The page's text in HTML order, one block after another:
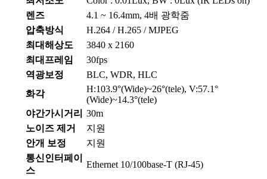
렌즈
4.1 ~ 16.4mm, 4배 광학줌
압축방식
H.264 / H.265 / MJPEG
최대해상도
3840 x 2160
최대프레임
30fps
역광보정
BLC, WDR, HLC
화각
H:103.9°(Wide)~26°(tele), V:57.1°
(Wide)~14.3°(tele)
야간가시거리 30m
노이즈 제거
지원
안개 보정
지원
통신인터페이
스
Ethernet 10/100base-T (RJ-45)